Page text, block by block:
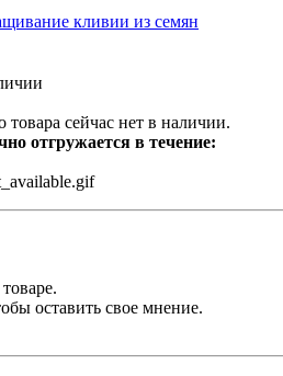
кливии из семян
товара сейчас нет в наличии.
отгружается в течение:
оставить свое мнение.